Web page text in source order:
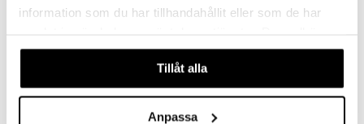
information som du har tillhandahållit eller som de har
våra cookies vid fortsatt användande av vår webbplats.
Tillåt alla
Anpassa
BRUSHWORKS
BRUSHWORKS